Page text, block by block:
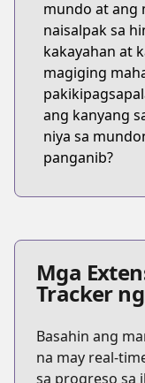
mundo at ang
naisalpak sa
kakayahan at
magiging
ang kanyang
niya sa
panganib?
Mga
Tracker
Basahin ang
na may real-
sa progreso sa